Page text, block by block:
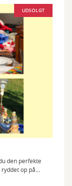
UDSOLGT
den perfekte
op på